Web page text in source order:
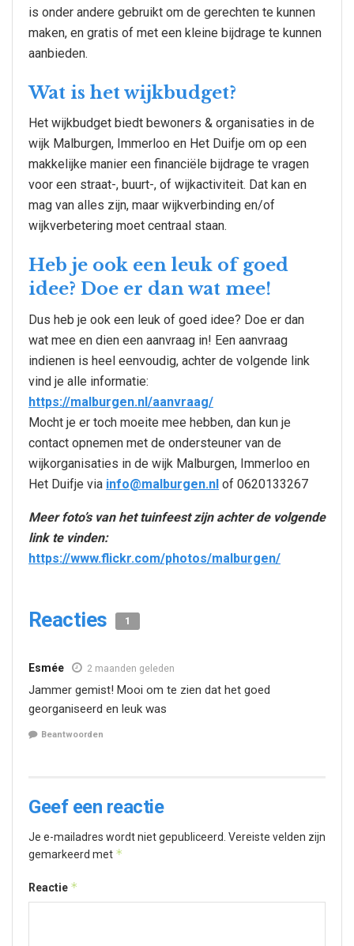
is onder andere gebruikt om de gerechten te kunnen
maken, en gratis of met een kleine bijdrage te kunnen
aanbieden.
Wat is het wijkbudget?
Het wijkbudget biedt bewoners & organisaties in de
wijk Malburgen, Immerloo en Het Duifje om op een
makkelijke manier een financiële bijdrage te vragen
voor een straat-, buurt-, of wijkactiviteit. Dat kan en
mag van alles zijn, maar wijkverbinding en/of
wijkverbetering moet centraal staan.
Heb je ook een leuk of goed
idee? Doe er dan wat mee!
Dus heb je ook een leuk of goed idee? Doe er dan
wat mee en dien een aanvraag in! Een aanvraag
indienen is heel eenvoudig, achter de volgende link
vind je alle informatie:
https://malburgen.nl/aanvraag/
Mocht je er toch moeite mee hebben, dan kun je
contact opnemen met de ondersteuner van de
wijkorganisaties in de wijk Malburgen, Immerloo en
Het Duifje via info@malburgen.nl of 0620133267
Meer foto’s van het tuinfeest zijn achter de volgende
link te vinden:
https://www.flickr.com/photos/malburgen/
Reacties 1
Esmée 2 maanden geleden
Jammer gemist! Mooi om te zien dat het goed
georganiseerd en leuk was
Beantwoorden
Geef een reactie
Je e-mailadres wordt niet gepubliceerd. Vereiste velden zijn
gemarkeerd met *
Reactie *